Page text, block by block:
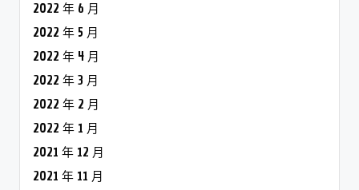
2022 年 6 月
2022 年 5 月
2022 年 4 月
2022 年 3 月
2022 年 2 月
2022 年 1 月
2021 年 12 月
2021 年 11 月